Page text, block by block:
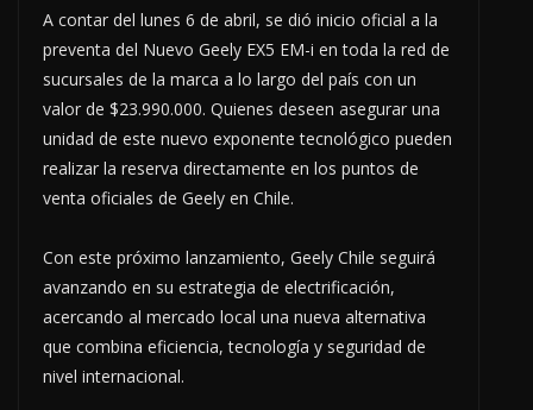
A contar del lunes 6 de abril, se dió inicio oficial a la
preventa del Nuevo Geely EX5 EM-i en toda la red de
sucursales de la marca a lo largo del país con un
valor de $23.990.000. Quienes deseen asegurar una
unidad de este nuevo exponente tecnológico pueden
realizar la reserva directamente en los puntos de
venta oficiales de Geely en Chile.
Con este próximo lanzamiento, Geely Chile seguirá
avanzando en su estrategia de electrificación,
acercando al mercado local una nueva alternativa
que combina eficiencia, tecnología y seguridad de
nivel internacional.